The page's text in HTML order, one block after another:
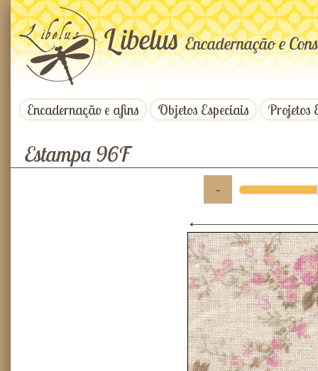
LibelusEncadernação e
Encadernação e afins Objetos Especiais Projetos
Estampa 96F
-